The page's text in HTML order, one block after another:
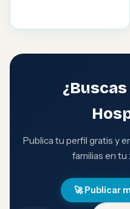
Publica tu perfil gratis y
familias en tu
🚀 Publicar